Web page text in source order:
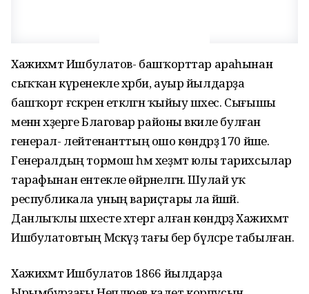
Хажиәхмәт Ишбулатов- башҡорттар араһынан
сыҡҡан күренекле хәрби, ауыр йылдарҙа
башҡорт ғәскәрен етәкләгән ҡыйыу шәхес. Сығышы
менән хәҙерге Благовар районы вәкиле булған
генерал- лейтенанттың ошо көндәрҙә 170 йәше.
Генералдың тормош һәм хеҙмәт юлы тарихсылар
тарафынан ентекле өйрәнелгән. Шулай уҡ
республикала уның вариҫтары ла йәшәй.
Данлыҡлы шәхесте хәтергә алған көндәрҙә Хажиәхмәт
Ишбулатовтың Мәскәүҙә тағы бер бүләсәре табылған.
Хажиәхмәт Ишбулатов 1866 йылдарҙа